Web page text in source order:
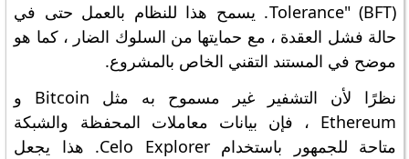
Tolerance" (BFT). يسمح هذا للنظام بالعمل حتى في
حالة فشل العقدة ، مع حمايتها من السلوك الضار ، كما هو
موضح في المستند التقني الخاص بالمشروع.
نظرًا لأن التشفير غير مسموح به مثل Bitcoin و
Ethereum ، فإن بيانات معاملات المحفظة والشبكة
متاحة للجمهور باستخدام Celo Explorer. هذا يجعل